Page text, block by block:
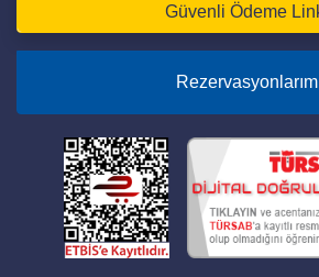
Güvenli Ödeme
Rezervasyonlarım